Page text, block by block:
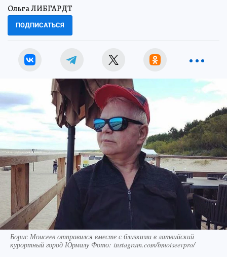
Ольга ЛИБГАРДТ
ПОДПИСАТЬСЯ
Борис Моисеев отправился вместе с близкими в латвийский
курортный город Юрмалу Фото: instagram.com/bmoiseevpro/